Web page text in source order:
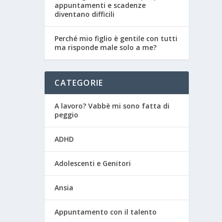
appuntamenti e scadenze
diventano difficili
Perché mio figlio è gentile con tutti
ma risponde male solo a me?
CATEGORIE
A lavoro? Vabbè mi sono fatta di
peggio
ADHD
Adolescenti e Genitori
Ansia
Appuntamento con il talento